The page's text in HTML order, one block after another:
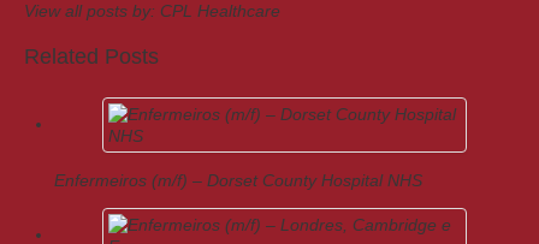
View all posts by: CPL Healthcare
Related Posts
Enfermeiros (m/f) – Dorset County Hospital NHS